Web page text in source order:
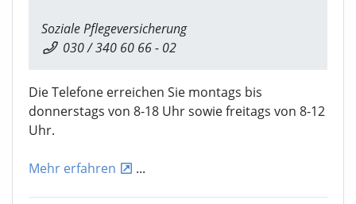
Soziale Pflegeversicherung
030 / 340 60 66 - 02
Die Telefone erreichen Sie montags bis
donnerstags von 8-18 Uhr sowie freitags von 8-12
Uhr.
Mehr erfahren ...